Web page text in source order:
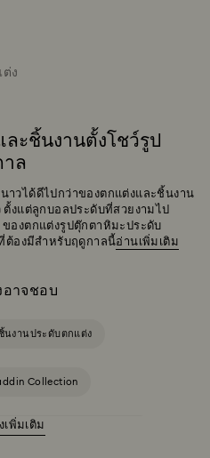
ง
ะชิ้นงานตั้งโชว์รูป
ล
วได้ดีไปกว่าของตกแต่งและชิ้นงาน
ตั้งแต่ลูกบอลประดับที่สวยงามไป
องตกแต่งรูปตุ๊กตาหิมะประดับ
ต้องมีสำหรับฤดูกาลนี้อ่านเพิ่มเติม
าจชอบ
นงานประดับตกแต่ง
Collection
กแต่งจาก Universal Studios
เพิ่มเติม